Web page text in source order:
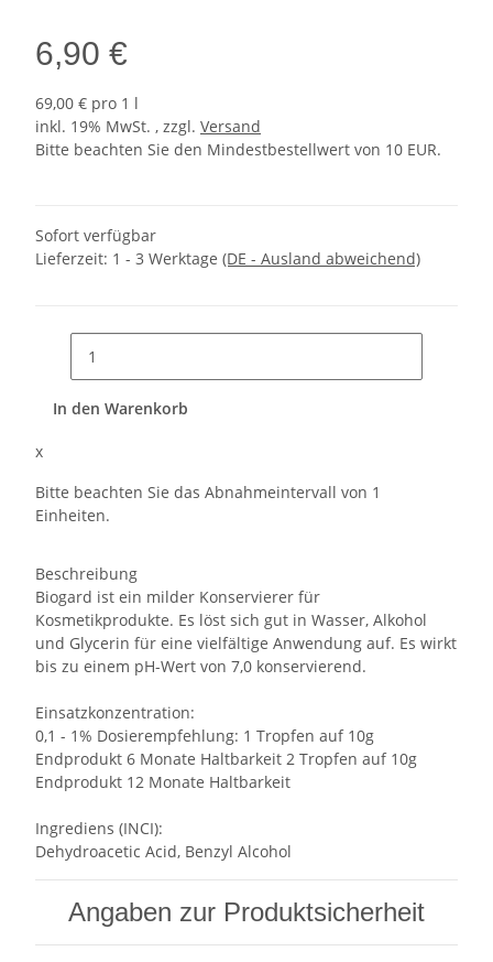
6,90 €
69,00 € pro 1 l
inkl. 19% MwSt. , zzgl. Versand
Bitte beachten Sie den Mindestbestellwert von 10 EUR.
Sofort verfügbar
Lieferzeit: 1 - 3 Werktage (DE - Ausland abweichend)
In den Warenkorb
x
Bitte beachten Sie das Abnahmeintervall von 1
Einheiten.
Beschreibung
Biogard ist ein milder Konservierer für
Kosmetikprodukte. Es löst sich gut in Wasser, Alkohol
und Glycerin für eine vielfältige Anwendung auf. Es wirkt
bis zu einem pH-Wert von 7,0 konservierend.
Einsatzkonzentration:
0,1 - 1% Dosierempfehlung: 1 Tropfen auf 10g
Endprodukt 6 Monate Haltbarkeit 2 Tropfen auf 10g
Endprodukt 12 Monate Haltbarkeit
Ingrediens (INCI):
Dehydroacetic Acid, Benzyl Alcohol
Angaben zur Produktsicherheit